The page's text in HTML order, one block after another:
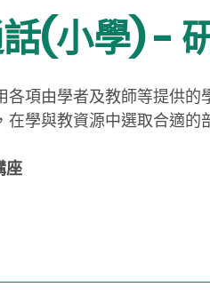
(小學) -
各項由學者及教師等提供
在學與教資源中選取合適的
座